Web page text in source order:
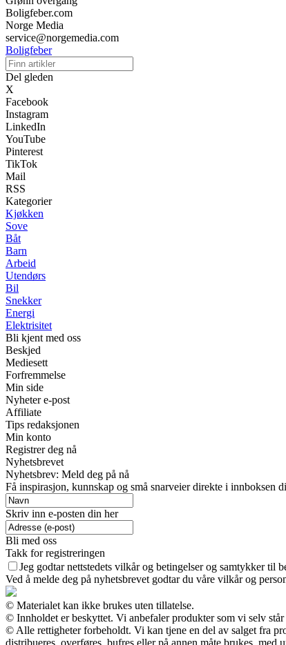
Boligfeber.com
Norge Media
service@norgemedia.com
Boligfeber
Del gleden
X
Facebook
Instagram
LinkedIn
YouTube
Pinterest
TikTok
Mail
RSS
Kategorier
Kjøkken
Sove
Båt
Barn
Arbeid
Utendørs
Bil
Snekker
Energi
Elektrisitet
Bli kjent med oss
Beskjed
Mediesett
Forfremmelse
Min side
Nyheter e-post
Affiliate
Tips redaksjonen
Min konto
Registrer deg nå
Nyhetsbrevet
Nyhetsbrev: Meld deg på nå
Få inspirasjon, kunnskap og små snarveier direkte i innboksen
Skriv inn e-posten din her
Bli med oss
Takk for registreringen
Jeg godtar nettstedets vilkår og betingelser og samtykker til
Ved å melde deg på nyhetsbrevet godtar du våre vilkår og
© Materialet kan ikke brukes uten tillatelse.
© Innholdet er beskyttet. Vi anbefaler produkter som vi selv
© Alle rettigheter forbeholdt. Vi kan tjene en del av salget fra